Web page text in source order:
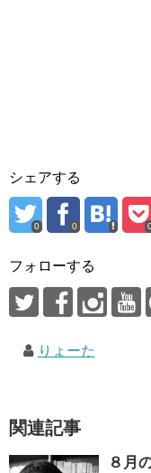
シェアする
0 0
フォローする
りょーた
関連記事
８月